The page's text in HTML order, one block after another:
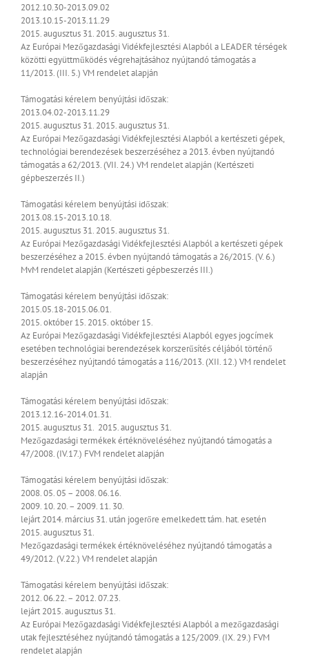
2012.10.30-2013.09.02
2013.10.15-2013.11.29
2015. augusztus 31. 2015. augusztus 31.
Az Európai Mezőgazdasági Vidékfejlesztési Alapból a LEADER térségek
közötti együttműködés végrehajtásához nyújtandó támogatás a
11/2013. (III. 5.) VM rendelet alapján
Támogatási kérelem benyújtási időszak:
2013.04.02-2013.11.29
2015. augusztus 31. 2015. augusztus 31.
Az Európai Mezőgazdasági Vidékfejlesztési Alapból a kertészeti gépek,
technológiai berendezések beszerzéséhez a 2013. évben nyújtandó
támogatás a 62/2013. (VII. 24.) VM rendelet alapján (Kertészeti
gépbeszerzés II.)
Támogatási kérelem benyújtási időszak:
2013.08.15-2013.10.18.
2015. augusztus 31. 2015. augusztus 31.
Az Európai Mezőgazdasági Vidékfejlesztési Alapból a kertészeti gépek
beszerzéséhez a 2015. évben nyújtandó támogatás a 26/2015. (V. 6.)
MvM rendelet alapján (Kertészeti gépbeszerzés III.)
Támogatási kérelem benyújtási időszak:
2015.05.18-2015.06.01.
2015. október 15. 2015. október 15.
Az Európai Mezőgazdasági Vidékfejlesztési Alapból egyes jogcímek
esetében technológiai berendezések korszerűsítés céljából történő
beszerzéséhez nyújtandó támogatás a 116/2013. (XII. 12.) VM rendelet
alapján
Támogatási kérelem benyújtási időszak:
2013.12.16-2014.01.31.
2015. augusztus 31. 2015. augusztus 31.
Mezőgazdasági termékek értéknöveléséhez nyújtandó támogatás a
47/2008. (IV.17.) FVM rendelet alapján
Támogatási kérelem benyújtási időszak:
2008. 05. 05 – 2008. 06.16.
2009. 10. 20. – 2009. 11. 30.
lejárt 2014. március 31. után jogerőre emelkedett tám. hat. esetén
2015. augusztus 31.
Mezőgazdasági termékek értéknöveléséhez nyújtandó támogatás a
49/2012. (V.22.) VM rendelet alapján
Támogatási kérelem benyújtási időszak:
2012. 06.22. – 2012. 07.23.
lejárt 2015. augusztus 31.
Az Európai Mezőgazdasági Vidékfejlesztési Alapból a mezőgazdasági
utak fejlesztéséhez nyújtandó támogatás a 125/2009. (IX. 29.) FVM
rendelet alapján